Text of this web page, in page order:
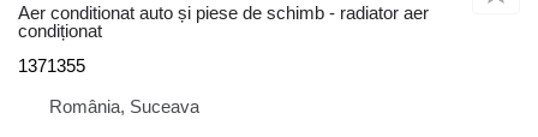
Aer conditionat auto și piese de schimb - radiator aer
condiționat
1371355
România, Suceava